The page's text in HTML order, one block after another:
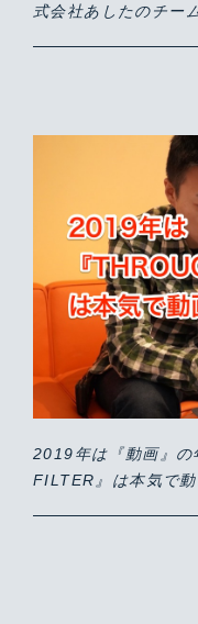
式会社あしたのチー
2019年は『動画』
FILTER』は本気で動